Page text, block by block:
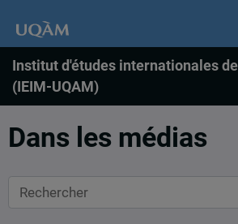
Institut d'études internationales
(IEIM-UQAM)
Dans les médias
Rechercher